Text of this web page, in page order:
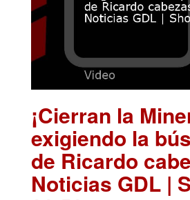
¡Cierran la
exigiendo la
de Ricardo
Noticias GDL |